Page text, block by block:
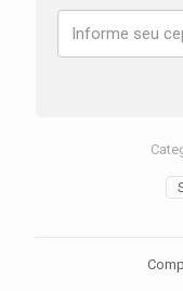
FLTRXST
ANO